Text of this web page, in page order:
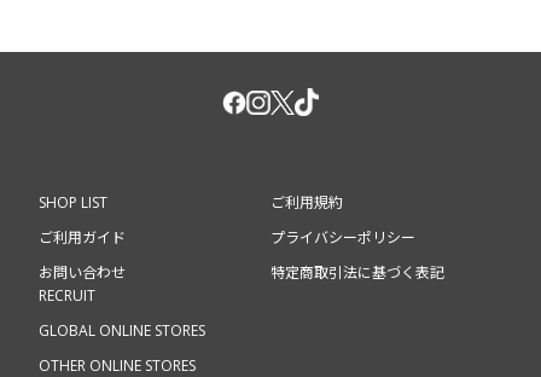
SHOP LIST
ご利用ガイド
お問い合わせ
ご利用規約
プライバシーポリシー
特定商取引法に基づく表記
RECRUIT
GLOBAL ONLINE STORES
OTHER ONLINE STORES